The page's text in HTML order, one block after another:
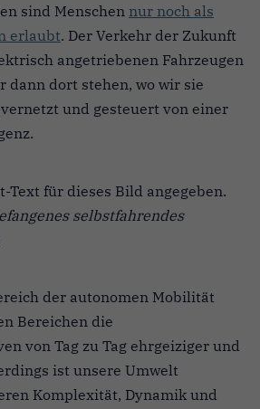
sind Menschen nur noch als
erlaubt. Der Verkehr der Zukunft
angetriebenen Fahrzeugen
dann dort stehen, wo wir sie
und gesteuert von einer
selbstfahrendes
der autonomen Mobilität
Bereichen die
von Tag zu Tag ehrgeiziger und
ist unsere Umwelt
Komplexität, Dynamik und